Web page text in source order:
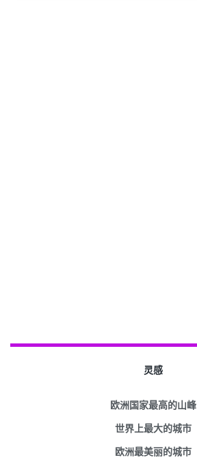
灵感
欧洲国家最高的山峰
世界上最大的城市
欧洲最美丽的城市